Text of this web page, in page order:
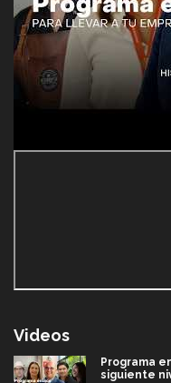
Videos
Programa
siguiente